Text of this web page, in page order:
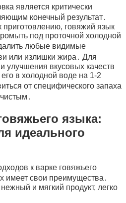
является критически
конечный результат․
приготовлению, говяжий язык
под проточной холодной
любые видимые
или излишки жира․ Для
улучшения вкусовых качеств
в холодной воде на 1-2
от специфического запаха
языка:
идеального
к варке говяжьего
имеет свои преимущества․
и мягкий продукт, легко